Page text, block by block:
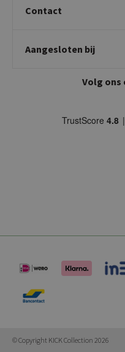
Contact
Twijnstraweg 2
info@kickcollection.nl
Aangesloten bij
Volg ons
© Copyright KICK Collection 2026